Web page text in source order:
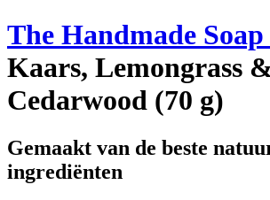
The Handmade Soap
Kaars, Lemongrass
Cedarwood (70 g)
Gemaakt van de beste
ingrediënten